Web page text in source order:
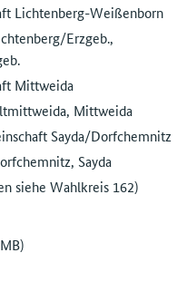
Lichtenberg-Weißenborn
Erzgeb.,
Mittweida
Mittweida
Sayda/Dorfchemnitz
Sayda
siehe Wahlkreis 162)